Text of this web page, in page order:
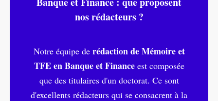
nos rédacteurs ?
Notre équipe de rédaction de Mémoire et
TFE en Banque et Financeest composée
que des titulaires d'un doctorat. Ce sont
d'excellents rédacteurs qui se consacrent à la